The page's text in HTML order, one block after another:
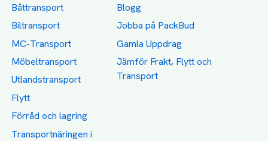
Båttransport
Biltransport
MC-Transport
Möbeltransport
Utlandstransport
Flytt
Förråd och lagring
Transportnäringen i
Blogg
Jobba på PackBud
Gamla Uppdrag
Jämför Frakt, Flytt och
Transport